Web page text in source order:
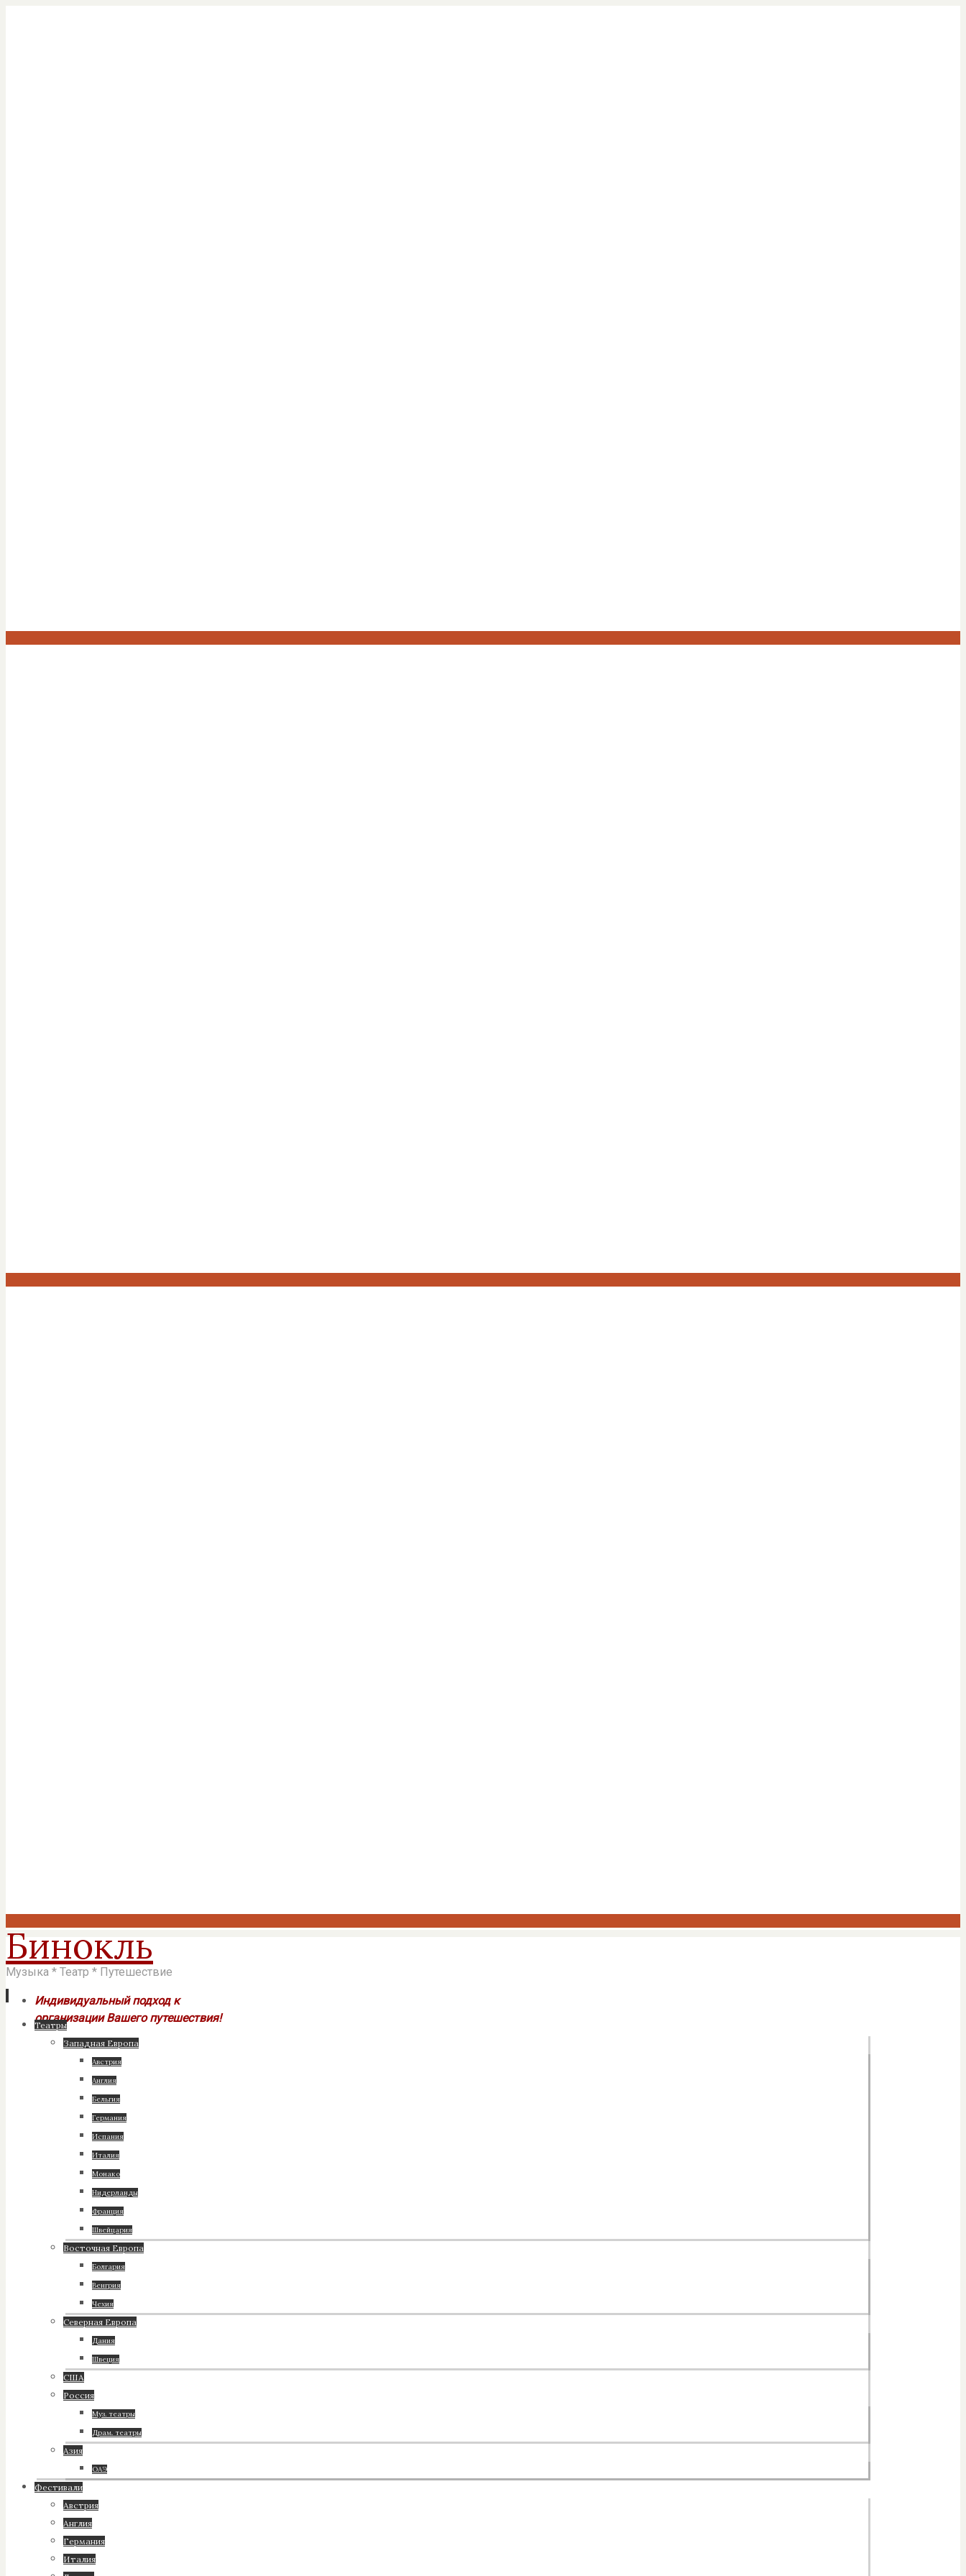
Бинокль
Музыка * Театр * Путешествие
Индивидуальный подход к
организации Вашего путешествия!
Перейти
содержимому
Театры
Западная Европа
Австрия
Англия
Бельгия
Германия
Испания
Италия
Монако
Нидерланды
Франция
Швейцария
Восточная Европа
Болгария
Венгрия
Чехия
Северная Европа
Дания
Швеция
США
Россия
Муз. театры
Драм. театры
Азия
ОАЭ
Фестивали
Австрия
Англия
Германия
Италия